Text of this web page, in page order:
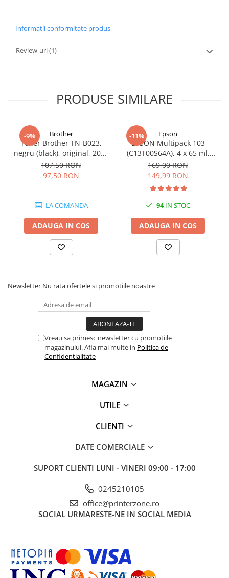
Informatii conformitate produs
Review-uri(1)
PRODUSE SIMILARE
-9% Brother
Toner Brother TN-B023,
negru (black), original, 2000
pagini
107,50 RON
97,50 RON
LA COMANDA
ADAUGA IN COS
-11% Epson
EPSON Multipack 103
(C13T00S64A), 4 x 65 ml,
Black/Cyan/Magenta/Yellow
(T00S6)
169,00 RON
149,99 RON
94IN STOC
ADAUGA IN COS
Newsletter Nu rata ofertele si promotiile noastre
Vreau sa primesc newsletter cu promotiile
magazinului. Afla mai multe in Politica de
Confidentialitate
MAGAZIN
UTILE
CLIENTI
DATE COMERCIALE
SUPORT CLIENTI LUNI - VINERI 09:00 - 17:00
0245210105
office@printerzone.ro
SOCIAL URMARESTE-NE IN SOCIAL MEDIA